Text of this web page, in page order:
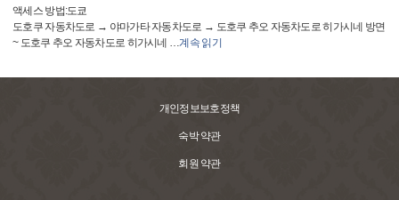
액세스 방법:도쿄
도호쿠 자동차도로 → 야마가타 자동차도로 → 도호쿠 추오 자동차도로 히가시네 방면
~ 도호쿠 추오 자동차도로 히가시네 …계속 읽기
개인정보보호정책
숙박 약관
회원 약관